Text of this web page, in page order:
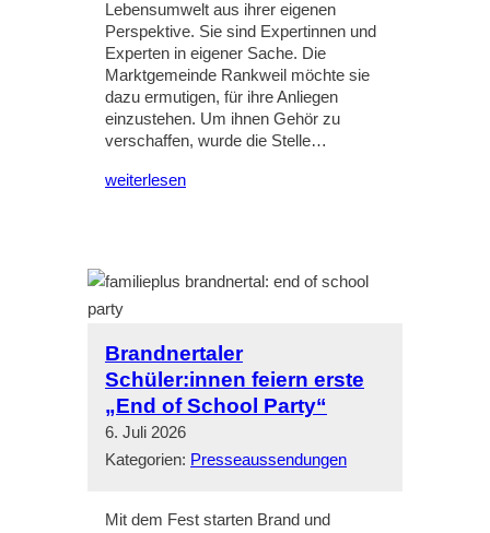
Lebensumwelt aus ihrer eigenen
Perspektive. Sie sind Expertinnen und
Experten in eigener Sache. Die
Marktgemeinde Rankweil möchte sie
dazu ermutigen, für ihre Anliegen
einzustehen. Um ihnen Gehör zu
verschaffen, wurde die Stelle…
weiterlesen
Brandnertaler
Schüler:innen feiern erste
„End of School Party“
6. Juli 2026
Kategorien: Presseaussendungen
Mit dem Fest starten Brand und